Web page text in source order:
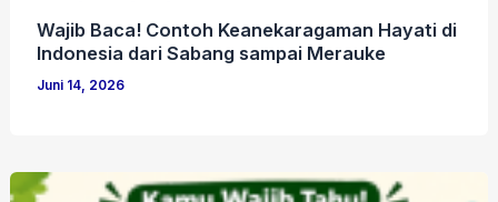
Wajib Baca! Contoh Keanekaragaman Hayati di
Indonesia dari Sabang sampai Merauke
Juni 14, 2026